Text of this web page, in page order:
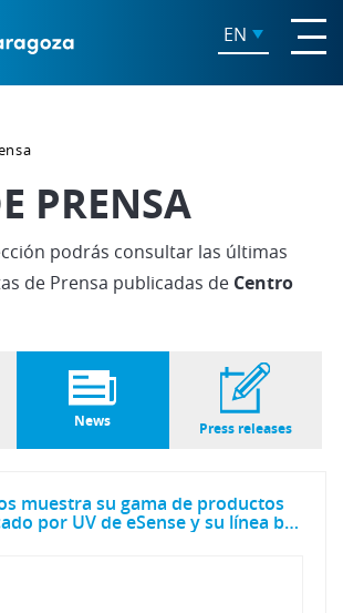
EN
PRENSA
podrás consultar las últimas
de Prensa publicadas de Centro
News Press releases
muestra su gama de productos
de secado por UV de eSense y su línea base agua Agilis